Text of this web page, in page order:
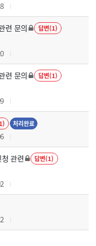
련 문의
답변(1)
련 문의
답변(1)
처리완료
관련
답변(1)